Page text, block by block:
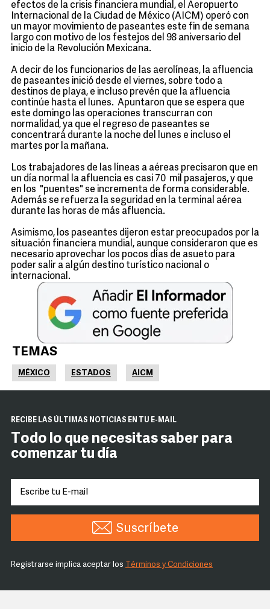
efectos de la crisis financiera mundial, el Aeropuerto
Internacional de la Ciudad de México (AICM) operó con
un mayor movimiento de paseantes este fin de semana
largo con motivo de los festejos del 98 aniversario del
inicio de la Revolución Mexicana.
A decir de los funcionarios de las aerolíneas, la afluencia
de paseantes inició desde el viernes, sobre todo a
destinos de playa, e incluso prevén que la afluencia
continúe hasta el lunes. Apuntaron que se espera que
este domingo las operaciones transcurran con
normalidad, ya que el regreso de paseantes se
concentrará durante la noche del lunes e incluso el
martes por la mañana.
Los trabajadores de las líneas a aéreas precisaron que en
un día normal la afluencia es casi 70 mil pasajeros, y que
en los "puentes" se incrementa de forma considerable.
Además se refuerza la seguridad en la terminal aérea
durante las horas de más afluencia.
Asimismo, los paseantes dijeron estar preocupados por la
situación financiera mundial, aunque consideraron que es
necesario aprovechar los pocos días de asueto para
poder salir a algún destino turístico nacional o
internacional.
TEMAS
MÉXICO ESTADOS AICM
RECIBE LAS ÚLTIMAS NOTICIAS EN TU E-MAIL
Todo lo que necesitas saber para
comenzar tu día
Suscríbete
Registrarse implica aceptar los Términos y Condiciones